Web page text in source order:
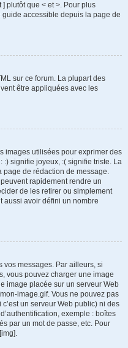
plutôt que < et >. Pour plus
guide accessible depuis la page de
sur ce forum. La plupart des
être appliquées avec les
images utilisées pour exprimer des
signifie joyeux, :( signifie triste. La
page de rédaction de message.
rapidement rendre un
de les retirer ou simplement
aussi avoir défini un nombre
vos messages. Par ailleurs, si
vous pouvez charger une image
image placée sur un serveur Web
image.gif. Vous ne pouvez pas
un serveur Web public) ni des
exemple : boîtes
par un mot de passe, etc. Pour